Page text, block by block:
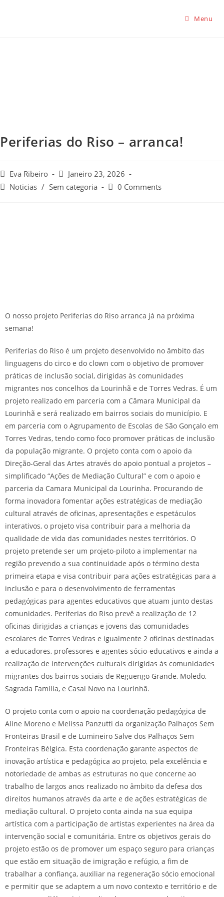
Menu
Periferias do Riso – arranca!
Eva Ribeiro
Janeiro 23, 2026
Noticias / Sem categoria 0 Comments
O nosso projeto Periferias do Riso arranca já na próxima
semana!
Periferias do Riso é um projeto desenvolvido no âmbito das
linguagens do circo e do clown com o objetivo de promover
práticas de inclusão social, dirigidas às comunidades
migrantes nos concelhos da Lourinhã e de Torres Vedras. É um
projeto realizado em parceria com a Câmara Municipal da
Lourinhã e será realizado em bairros sociais do município. E
em parceria com o Agrupamento de Escolas de São Gonçalo em
Torres Vedras, tendo como foco promover práticas de inclusão
da população migrante. O projeto conta com o apoio da
Direção-Geral das Artes através do apoio pontual a projetos –
simplificado “Ações de Mediação Cultural” e com o apoio e
parceria da Camara Municipal da Lourinha. Procurando de
forma inovadora fomentar ações estratégicas de mediação
cultural através de oficinas, apresentações e espetáculos
interativos, o projeto visa contribuir para a melhoria da
qualidade de vida das comunidades nestes territórios. O
projeto pretende ser um projeto-piloto a implementar na
região prevendo a sua continuidade após o término desta
primeira etapa e visa contribuir para ações estratégicas para a
inclusão e para o desenvolvimento de ferramentas
pedagógicas para agentes educativos que atuam junto destas
comunidades. Periferias do Riso prevê a realização de 12
oficinas dirigidas a crianças e jovens das comunidades
escolares de Torres Vedras e igualmente 2 oficinas destinadas
a educadores, professores e agentes sócio-educativos e ainda a
realização de intervenções culturais dirigidas às comunidades
migrantes dos bairros sociais de Reguengo Grande, Moledo,
Sagrada Família, e Casal Novo na Lourinhã.
O projeto conta com o apoio na coordenação pedagógica de
Aline Moreno e Melissa Panzutti da organização Palhaços Sem
Fronteiras Brasil e de Lumineiro Salve dos Palhaços Sem
Fronteiras Bélgica. Esta coordenação garante aspectos de
inovação artística e pedagógica ao projeto, pela excelência e
notoriedade de ambas as estruturas no que concerne ao
trabalho de largos anos realizado no âmbito da defesa dos
direitos humanos através da arte e de ações estratégicas de
mediação cultural. O projeto conta ainda na sua equipa
artística com a participação de artistas experientes na área da
intervenção social e comunitária. Entre os objetivos gerais do
projeto estão os de promover um espaço seguro para crianças
que estão em situação de imigração e refúgio, a fim de
trabalhar a confiança, auxiliar na regeneração sócio emocional
e permitir que se adaptem a um novo contexto e território e de